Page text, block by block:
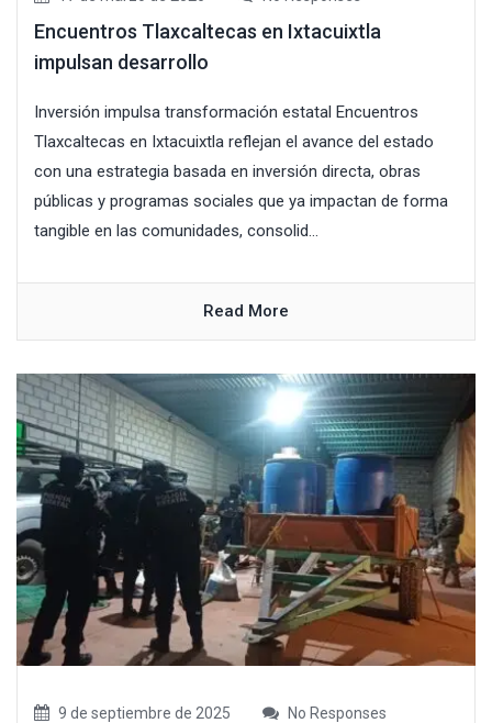
Encuentros Tlaxcaltecas en Ixtacuixtla
impulsan desarrollo
Inversión impulsa transformación estatal Encuentros
Tlaxcaltecas en Ixtacuixtla reflejan el avance del estado
con una estrategia basada en inversión directa, obras
públicas y programas sociales que ya impactan de forma
tangible en las comunidades, consolid...
Read More
9 de septiembre de 2025 No Responses